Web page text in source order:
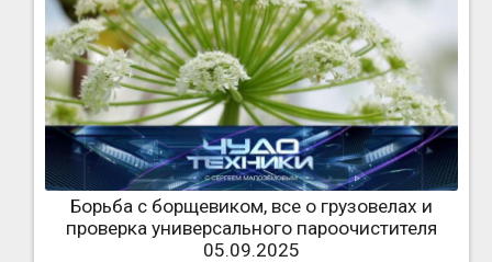
Борьба с борщевиком, все о грузовелах и
проверка универсального пароочистителя
05.09.2025